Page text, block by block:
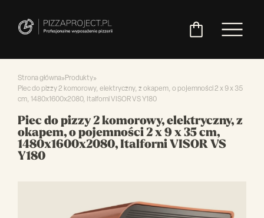
piece
do
pizzy
do
ciasta
do
ciasta
do
pizzy
asortyment
Strona główna»Produkty»
Piec do pizzy 2 komorowy, elektryczny, z okapem, o pojemności 2 x 9 x 35
cm, 1480x1600x2080, Italforni VISOR VS Y180
Piec do pizzy 2 komorowy, elektryczny, z
okapem, o pojemności 2 x 9 x 35 cm,
1480x1600x2080, Italforni VISOR VS
Y180